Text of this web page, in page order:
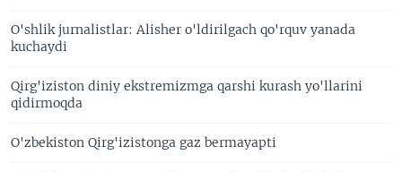
O'shlik jurnalistlar: Alisher o'ldirilgach qo'rquv yanada
kuchaydi
Qirg'iziston diniy ekstremizmga qarshi kurash yo'llarini
qidirmoqda
O'zbekiston Qirg'izistonga gaz bermayapti